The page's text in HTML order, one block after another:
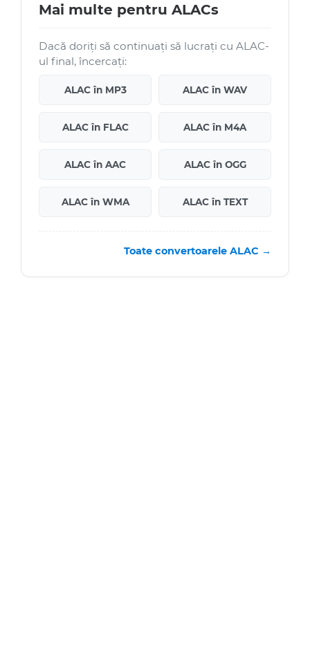
Mai multe pentru ALACs
Dacă doriți să continuați să lucrați cu ALAC-
ul final, încercați:
ALAC în MP3 ALAC în WAV
ALAC în FLAC ALAC în M4A
ALAC în AAC ALAC în OGG
ALAC în WMA ALAC în TEXT
Toate convertoarele ALAC →